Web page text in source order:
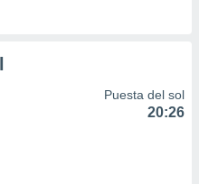
Puesta del sol
20:26